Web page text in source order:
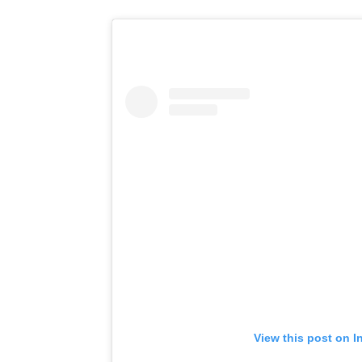
View this post on